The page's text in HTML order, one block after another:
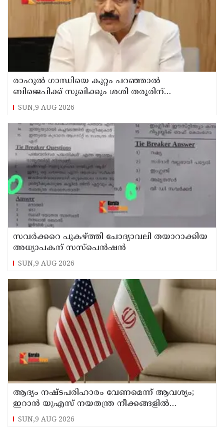
രാഹുല്‍ ഗാന്ധിയെ കുറ്റം പറഞ്ഞാല്‍
ബിജെപിക്ക് സുഖിക്കും ശശി തരൂരിന്
മറുപടിയുമായി കെ സി വേണുഗോപാല്‍
SUN,9 AUG 2026
സവര്‍ക്കറെ പുകഴ്ത്തി ചോദ്യാവലി തയാറാക്കിയ
അധ്യാപകന് സസ്‌പെന്‍ഷന്‍
SUN,9 AUG 2026
ആദ്യം നഷ്ടപരിഹാരം വേണമെന്ന് ആവശ്യം;
ഇറാന്‍ യുഎസ് നയതന്ത്ര നീക്കങ്ങളില്‍
അനിശ്ചിതത്വം
SUN,9 AUG 2026